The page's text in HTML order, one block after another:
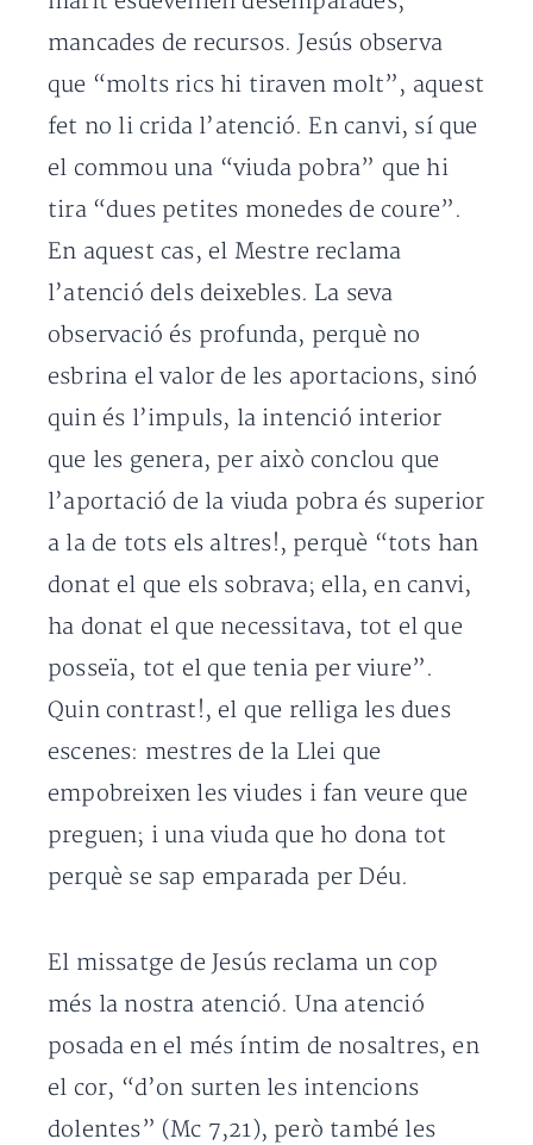
mancades de recursos. Jesús observa
que “molts rics hi tiraven molt”, aquest
fet no li crida l’atenció. En canvi, sí que
el commou una “viuda pobra” que hi
tira “dues petites monedes de coure”.
En aquest cas, el Mestre reclama
l’atenció dels deixebles. La seva
observació és profunda, perquè no
esbrina el valor de les aportacions, sinó
quin és l’impuls, la intenció interior
que les genera, per això conclou que
l’aportació de la viuda pobra és superior
a la de tots els altres!, perquè “tots han
donat el que els sobrava; ella, en canvi,
ha donat el que necessitava, tot el que
posseïa, tot el que tenia per viure”.
Quin contrast!, el que relliga les dues
escenes: mestres de la Llei que
empobreixen les viudes i fan veure que
preguen; i una viuda que ho dona tot
perquè se sap emparada per Déu.
El missatge de Jesús reclama un cop
més la nostra atenció. Una atenció
posada en el més íntim de nosaltres, en
el cor, “d’on surten les intencions
dolentes” (Mc 7,21), però també les